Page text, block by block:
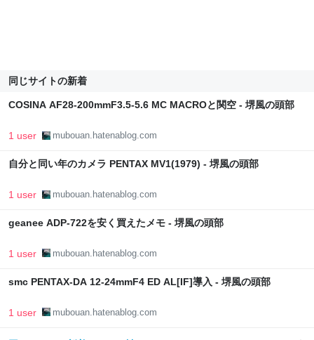
同じサイトの新着
COSINA AF28-200mmF3.5-5.6 MC MACROと関空 - 堺風の頭部
1 user mubouan.hatenablog.com
自分と同い年のカメラ PENTAX MV1(1979) - 堺風の頭部
1 user mubouan.hatenablog.com
geanee ADP-722を安く買えたメモ - 堺風の頭部
1 user mubouan.hatenablog.com
smc PENTAX-DA 12-24mmF4 ED AL[IF]導入 - 堺風の頭部
1 user mubouan.hatenablog.com